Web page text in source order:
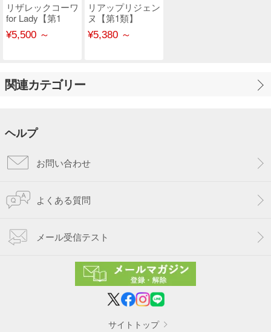
リザレックコーワ
for Lady【第1
類】
¥5,500 ～
リアップリジェン
ヌ【第1類】
¥5,380 ～
関連カテゴリー
ヘルプ
お問い合わせ
よくある質問
メール受信テスト
サイトトップ